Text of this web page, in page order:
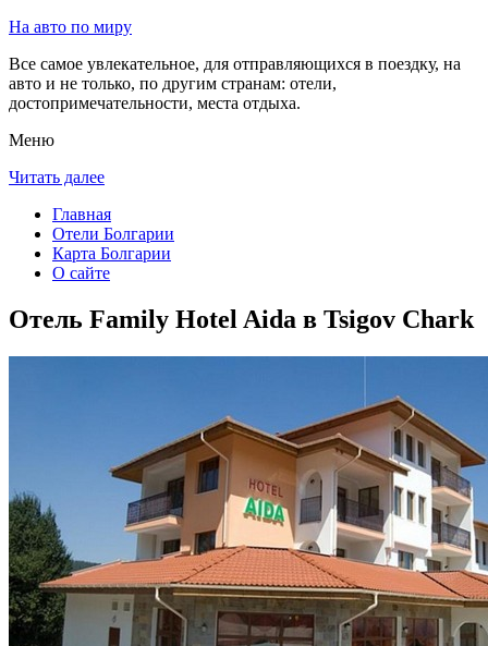
На авто по миру
Все самое увлекательное, для отправляющихся в поездку, на
авто и не только, по другим странам: отели,
достопримечательности, места отдыха.
Меню
Читать далее
Главная
Отели Болгарии
Карта Болгарии
О сайте
Отель Family Hotel Aida в Tsigov Chark